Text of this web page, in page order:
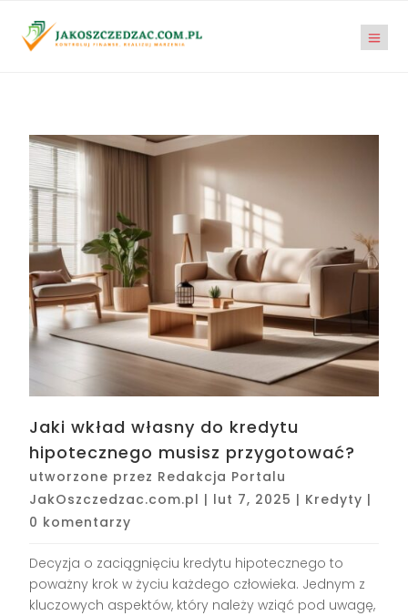
Jaki wkład własny do kredytu
hipotecznego musisz przygotować?
utworzone przez Redakcja Portalu
JakOszczedzac.com.pl | lut 7, 2025 | Kredyty |
0 komentarzy
Decyzja o zaciągnięciu kredytu hipotecznego to
poważny krok w życiu każdego człowieka. Jednym z
kluczowych aspektów, który należy wziąć pod uwagę,